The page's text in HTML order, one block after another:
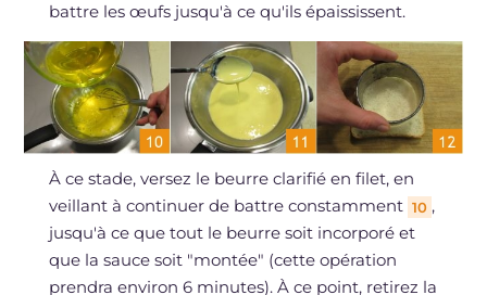
battre les œufs jusqu'à ce qu'ils épaississent.
À ce stade, versez le beurre clarifié en filet, en
veillant à continuer de battre constamment 10 ,
jusqu'à ce que tout le beurre soit incorporé et
que la sauce soit "montée" (cette opération
prendra environ 6 minutes). À ce point, retirez la